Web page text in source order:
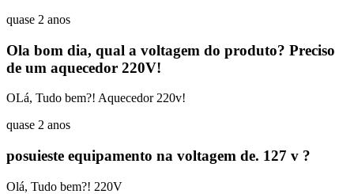
quase 2 anos
Ola bom dia, qual a voltagem do produto? Preciso
de um aquecedor 220V!
OLá, Tudo bem?! Aquecedor 220v!
quase 2 anos
posuieste equipamento na voltagem de. 127 v ?
Olá, Tudo bem?! 220V